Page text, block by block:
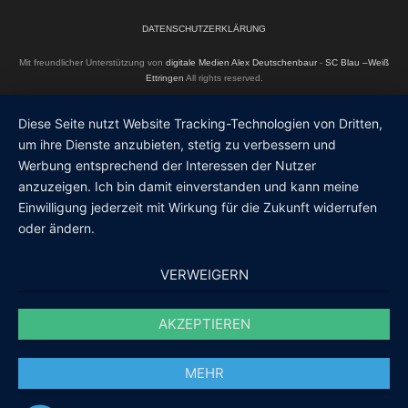
DATENSCHUTZERKLÄRUNG
Mit freundlicher Unterstützung von digitale Medien Alex Deutschenbaur- SC Blau –Weiß
Ettringen All rights reserved.
Diese Seite nutzt Website Tracking-Technologien von Dritten,
um ihre Dienste anzubieten, stetig zu verbessern und
Werbung entsprechend der Interessen der Nutzer
anzuzeigen. Ich bin damit einverstanden und kann meine
Einwilligung jederzeit mit Wirkung für die Zukunft widerrufen
oder ändern.
VERWEIGERN
AKZEPTIEREN
MEHR